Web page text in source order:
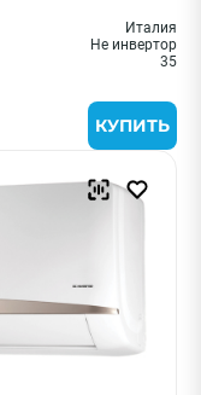
Италия
Не инвертор
35
КУПИТЬ